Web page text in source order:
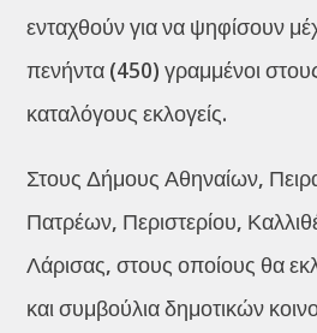
ενταχθούν για να ψηφίσουν
πενήντα (450) γραμμένοι
καταλόγους εκλογείς.
Στους Δήμους Αθηναίων,
Πατρέων, Περιστερίου,
Λάρισας, στους οποίους θα
και συμβούλια δημοτικών